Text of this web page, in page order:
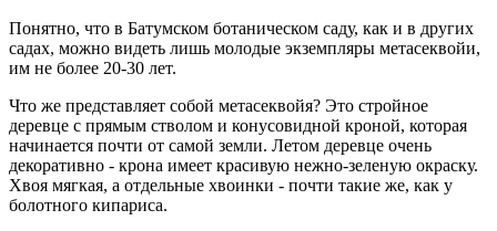
Понятно, что в Батумском ботаническом саду, как и в других
садах, можно видеть лишь молодые экземпляры метасеквойи,
им не более 20-30 лет.
Что же представляет собой метасеквойя? Это стройное
деревце с прямым стволом и конусовидной кроной, которая
начинается почти от самой земли. Летом деревце очень
декоративно - крона имеет красивую нежно-зеленую окраску.
Хвоя мягкая, а отдельные хвоинки - почти такие же, как у
болотного кипариса.